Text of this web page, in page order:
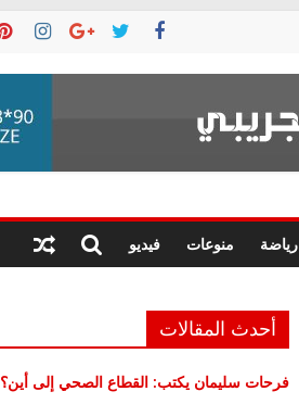
رياضة منوعات فيديو
أحدث المقالات
فرحات سليمان يكتب: القطاع الصحي إلى أين؟